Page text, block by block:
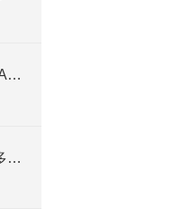
多证核验智能考勤终端：DS-KAB673-IBQR人脸识别打卡考勤机
4g监控摄像头无线传输技术与多场景应用研究